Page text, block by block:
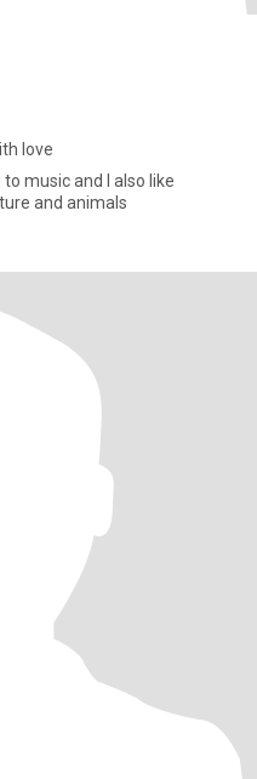
love
music and I also like
and animals